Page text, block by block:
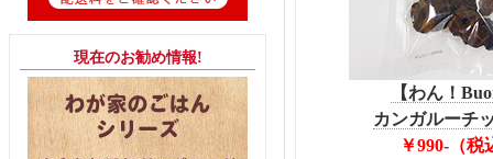
【わん！
カンガルーチ
￥990-（税
現在のお勧め情報!